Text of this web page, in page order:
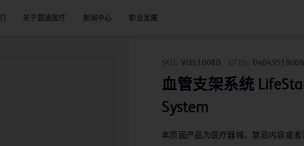
关于碧迪医疗 新闻中心 职业发展
SKU: VIEL10080 GTIN:
血管支架系统
System
本页面产品为医疗器械，禁忌内容或